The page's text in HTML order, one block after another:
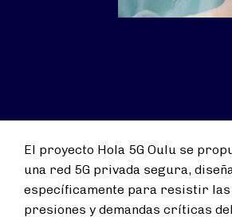
El proyecto Hola 5G Oulu se
una red 5G privada segura,
específicamente para resistir las
presiones y demandas críticas